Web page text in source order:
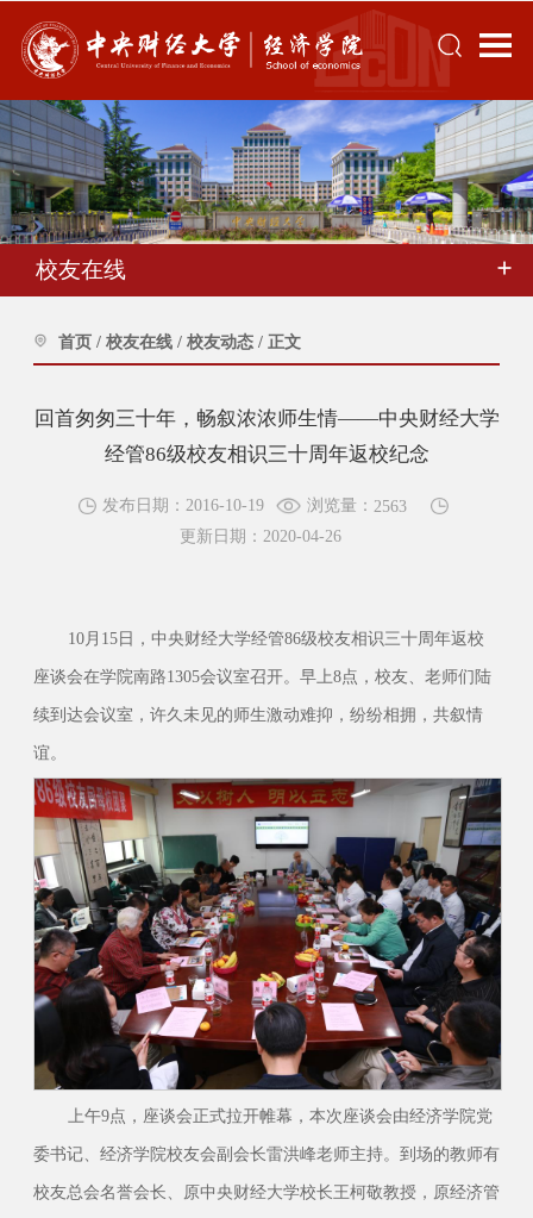
校友在线
首页 / 校友在线 / 校友动态 / 正文
回首匆匆三十年，畅叙浓浓师生情——中央财经大学
经管86级校友相识三十周年返校纪念
发布日期：2016-10-19 浏览量： 2563
更新日期：2020-04-26
10月15日，中央财经大学经管86级校友相识三十周年返校
座谈会在学院南路1305会议室召开。早上8点，校友、老师们陆
续到达会议室，许久未见的师生激动难抑，纷纷相拥，共叙情
谊。
上午9点，座谈会正式拉开帷幕，本次座谈会由经济学院党
委书记、经济学院校友会副会长雷洪峰老师主持。到场的教师有
校友总会名誉会长、原中央财经大学校长王柯敬教授，原经济管